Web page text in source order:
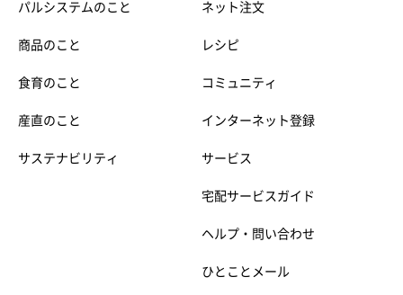
パルシステムのこと
商品のこと
食育のこと
産直のこと
サステナビリティ
ネット注文
レシピ
コミュニティ
インターネット登録
サービス
宅配サービスガイド
ヘルプ・問い合わせ
ひとことメール